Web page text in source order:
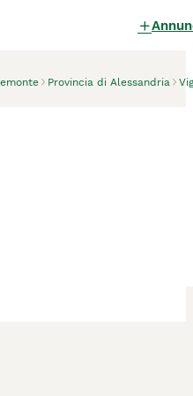
Provincia di Alessandria